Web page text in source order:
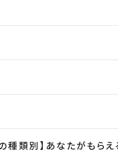
種類別】あなたがもら